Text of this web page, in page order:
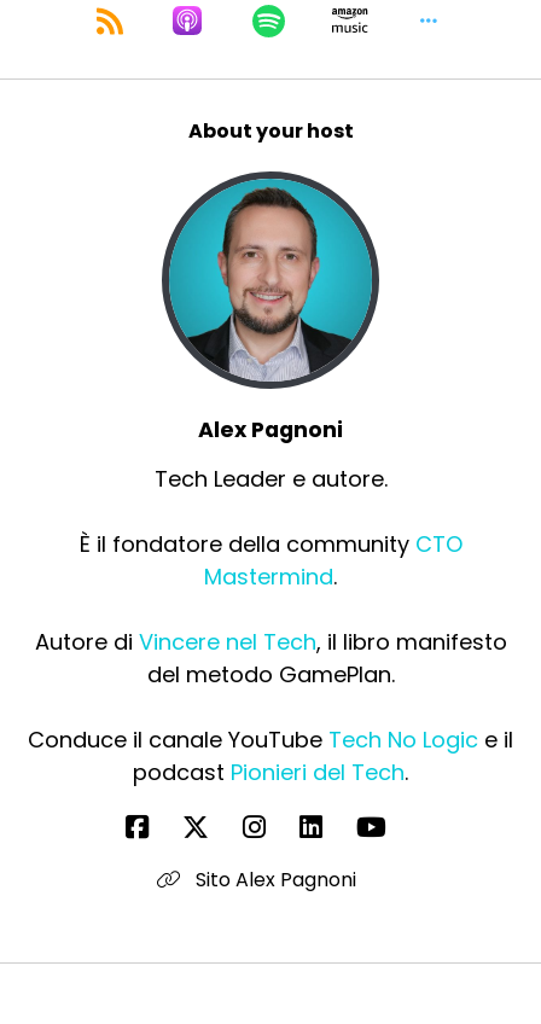
About your host
Alex Pagnoni
Tech Leader e autore.
È il fondatore della community CTO
Mastermind.
Autore di Vincere nel Tech, il libro manifesto
del metodo GamePlan.
Conduce il canale YouTube Tech No Logic e il
podcast Pionieri del Tech.
Sito Alex Pagnoni